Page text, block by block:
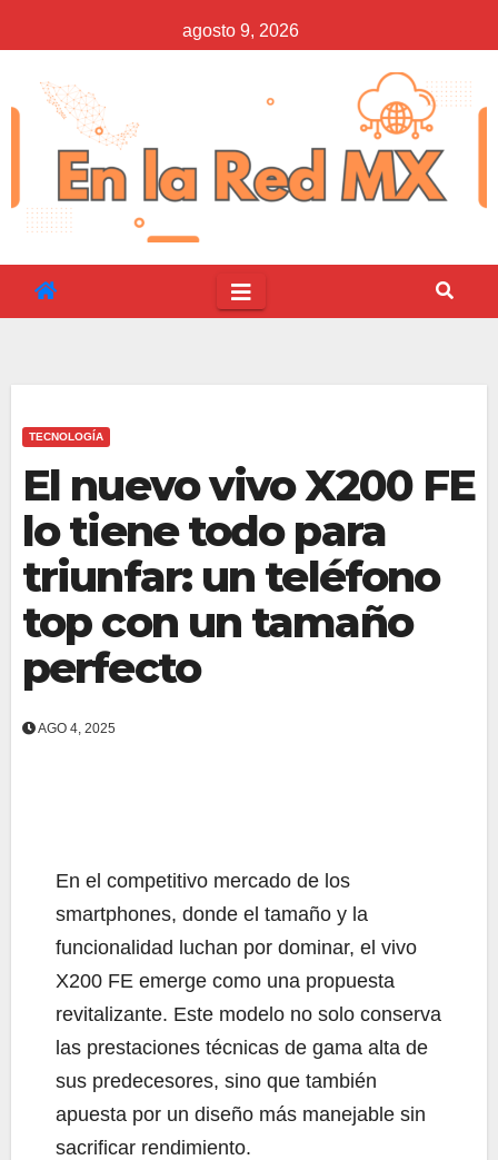
al
contenido
agosto 9, 2026
TECNOLOGÍA
El nuevo vivo X200 FE
lo tiene todo para
triunfar: un teléfono
top con un tamaño
perfecto
AGO 4, 2025
En el competitivo mercado de los
smartphones, donde el tamaño y la
funcionalidad luchan por dominar, el vivo
X200 FE emerge como una propuesta
revitalizante. Este modelo no solo conserva
las prestaciones técnicas de gama alta de
sus predecesores, sino que también
apuesta por un diseño más manejable sin
sacrificar rendimiento.